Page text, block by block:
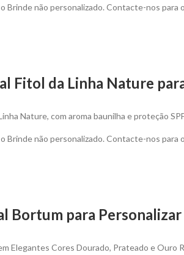
Brinde não personalizado. Contacte-nos
Fitol da Linha Nature
Nature, com aroma baunilha e proteção
Brinde não personalizado. Contacte-nos
Bortum para Personalizar
Elegantes Cores Dourado, Prateado e Ouro